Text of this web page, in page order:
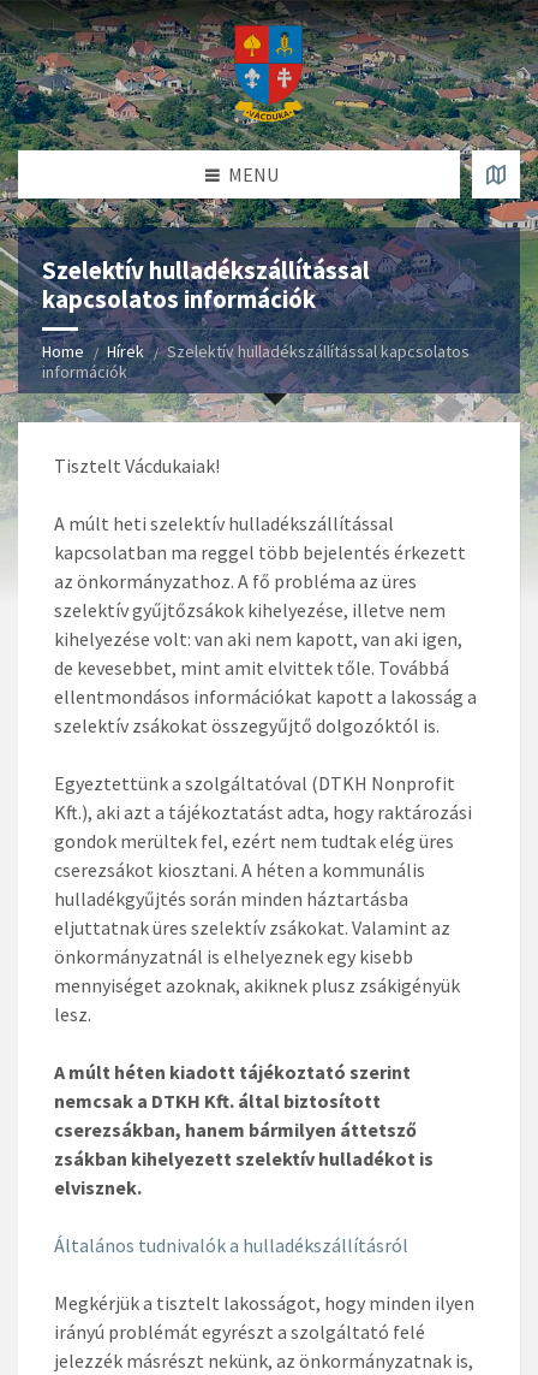
MENU
Szelektív hulladékszállítással
kapcsolatos információk
Home Hírek
Szelektív hulladékszállítással kapcsolatos
információk
Tisztelt Vácdukaiak!
A múlt heti szelektív hulladékszállítással
kapcsolatban ma reggel több bejelentés érkezett
az önkormányzathoz. A fő probléma az üres
szelektív gyűjtőzsákok kihelyezése, illetve nem
kihelyezése volt: van aki nem kapott, van aki igen,
de kevesebbet, mint amit elvittek tőle. Továbbá
ellentmondásos információkat kapott a lakosság a
szelektív zsákokat összegyűjtő dolgozóktól is.
Egyeztettünk a szolgáltatóval (DTKH Nonprofit
Kft.), aki azt a tájékoztatást adta, hogy raktározási
gondok merültek fel, ezért nem tudtak elég üres
cserezsákot kiosztani. A héten a kommunális
hulladékgyűjtés során minden háztartásba
eljuttatnak üres szelektív zsákokat. Valamint az
önkormányzatnál is elhelyeznek egy kisebb
mennyiséget azoknak, akiknek plusz zsákigényük
lesz.
A múlt héten kiadott tájékoztató szerint
nemcsak a DTKH Kft. által biztosított
cserezsákban, hanem bármilyen áttetsző
zsákban kihelyezett szelektív hulladékot is
elvisznek.
Általános tudnivalók a hulladékszállításról
Megkérjük a tisztelt lakosságot, hogy minden ilyen
irányú problémát egyrészt a szolgáltató felé
jelezzék másrészt nekünk, az önkormányzatnak is,